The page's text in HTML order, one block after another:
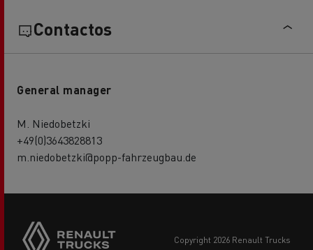
Contactos
General manager
M. Niedobetzki
+49(0)3643828813
m.niedobetzki@popp-fahrzeugbau.de
copyright 2026 Renault Trucks